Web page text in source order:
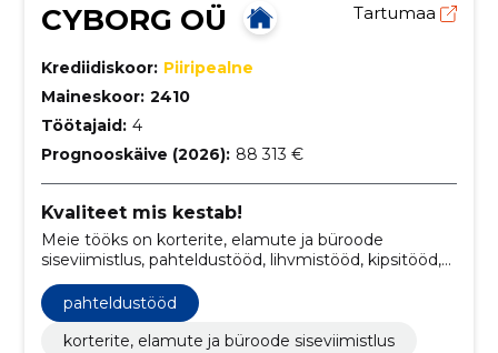
CYBORG OÜ Tartumaa
Krediidiskoor: Piiripealne
Maineskoor: 2410
Töötajaid: 4
Prognooskäive (2026): 88 313 €
Kvaliteet mis kestab!
Meie tööks on korterite, elamute ja büroode
siseviimistlus, pahteldustööd, lihvmistööd, kipsitööd,
värvimistööd, plaatimistööd ja tapeedi paigaldamine
pahteldustööd
korterite, elamute ja büroode siseviimistlus